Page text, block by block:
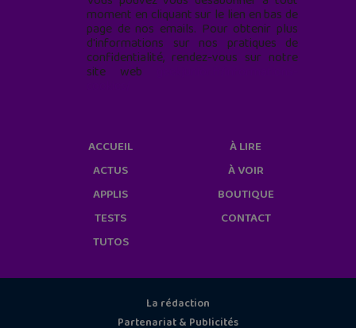
moment en cliquant sur le lien en bas de
page de nos emails. Pour obtenir plus
d'informations sur nos pratiques de
confidentialité, rendez-vous sur notre
site web
ACCUEIL
ACTUS
APPLIS
TESTS
TUTOS
À LIRE
À VOIR
BOUTIQUE
CONTACT
La rédaction
Partenariat & Publicités